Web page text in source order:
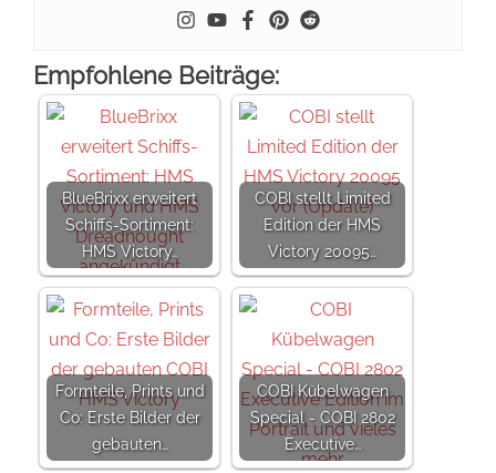
Empfohlene Beiträge:
BlueBrixx erweitert
Schiffs-Sortiment:
HMS Victory…
COBI stellt Limited
Edition der HMS
Victory 20095…
Formteile, Prints und
Co: Erste Bilder der
gebauten…
COBI Kübelwagen
Special - COBI 2802
Executive…